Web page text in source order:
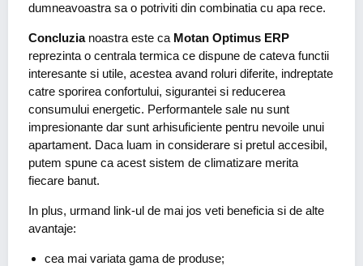
dumneavoastra sa o potriviti din combinatia cu apa rece.
Concluzianoastra este ca Motan Optimus ERP
reprezinta o centrala termica ce dispune de cateva functii
interesante si utile, acestea avand roluri diferite, indreptate
catre sporirea confortului, sigurantei si reducerea
consumului energetic. Performantele sale nu sunt
impresionante dar sunt arhisuficiente pentru nevoile unui
apartament. Daca luam in considerare si pretul accesibil,
putem spune ca acest sistem de climatizare merita
fiecare banut.
In plus, urmand link-ul de mai jos veti beneficia si de alte
avantaje:
cea mai variata gama de produse;